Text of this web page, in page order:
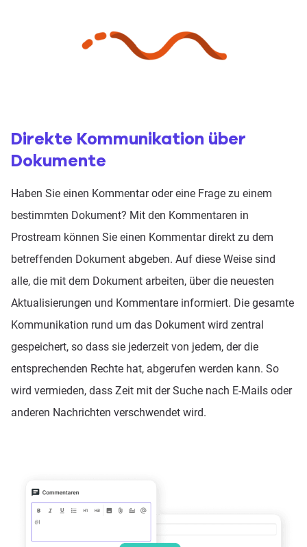
Direkte Kommunikation über
Dokumente
Haben Sie einen Kommentar oder eine Frage zu einem
bestimmten Dokument? Mit den Kommentaren in
Prostream können Sie einen Kommentar direkt zu dem
betreffenden Dokument abgeben. Auf diese Weise sind
alle, die mit dem Dokument arbeiten, über die neuesten
Aktualisierungen und Kommentare informiert. Die gesamte
Kommunikation rund um das Dokument wird zentral
gespeichert, so dass sie jederzeit von jedem, der die
entsprechenden Rechte hat, abgerufen werden kann. So
wird vermieden, dass Zeit mit der Suche nach E-Mails oder
anderen Nachrichten verschwendet wird.